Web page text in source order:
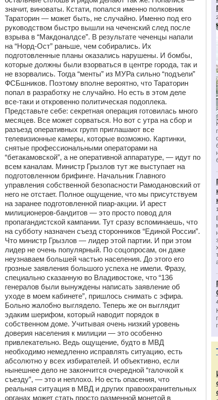
значит, виноваты. Кстати, попался именно полковник
Тараторин — может быть, не случайно. Именно под его
руководством быстро вышли на чеченский след после
взрыва в “Макдоналдсе”. В результате чеченцы напали
на “Норд-Ост” раньше, чем собирались. Их
подготовленные планы оказались нарушены. И бомбы,
которые должны были взорваться в центре города, так и
не взорвались. Тогда “менты” из МУРа сильно “подъели”
ФСБшников. Поэтому вполне вероятно, что Тараторин
попал в разработку не случайно. Но есть в этом деле
все-таки и откровенно политическая подоплека.
Представьте себе: секретная операция готовилась много
месяцев. Все может сорваться. Но вот с утра на сбор и
разъезд оперативных групп приглашают все
телевизионные камеры, которые возможно. Картинки,
снятые профессиональными операторами на
“бетакамовской”, а не оперативной аппаратуре, — идут по
всем каналам. Министр Грызлов тут же выступает на
подготовленном брифинге. Начальник Главного
управления собственной безопасности Рамодановский от
него не отстает. Полное ощущение, что мы присутствуем
на заранее подготовленной пиар-акции. И арест
милиционеров-бандитов — это просто повод для
пропагандистской кампании. Тут сразу вспоминаешь, что
на субботу назначен съезд сторонников “Единой России”.
Что министр Грызлов — лидер этой партии. И при этом
лидер не очень популярный. По соцопросам, он даже
неузнаваем большей частью населения. До этого его
грозные заявления большого успеха не имели. Фразу,
специально сказанную во Владивостоке, что “136
генералов были вынуждены написать заявление об
уходе в моем кабинете”, пришлось снимать с эфира.
Больно жалобно выглядело. Теперь же он выглядит
эдаким шерифом, который наводит порядок в
собственном доме. Учитывая очень низкий уровень
доверия населения к милиции — это особенно
привлекательно. Ведь ощущение, будто в МВД
необходимо немедленно исправлять ситуацию, есть
абсолютно у всех избирателей. И объективно, если
нынешнее дело не закончится очередной “галочкой к
съезду”, — это и неплохо. Но есть опасения, что
реальная ситуация в МВД и других правоохранительных
органах может стать просто разменной монетой в